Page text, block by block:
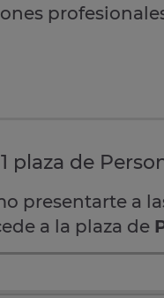
1 plaza de
presentarte a
a la plaza de